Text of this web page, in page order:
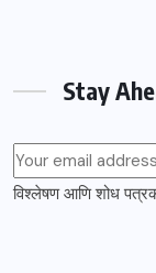
Stay
विश्लेषण आणि शोध